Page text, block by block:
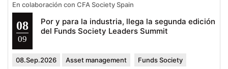
En colaboración con CFA Society Spain
08
09
Por y para la industria, llega la segunda edición
del Funds Society Leaders Summit
08.Sep.2026 Asset management Funds Society